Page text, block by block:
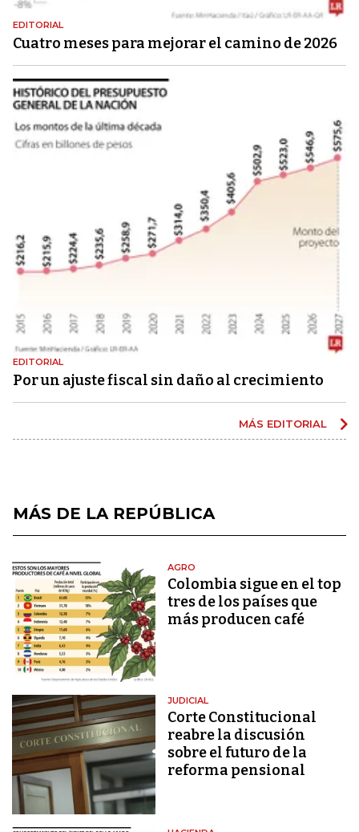
EDITORIAL
Cuatro meses para mejorar el camino de 2026
EDITORIAL
Por un ajuste fiscal sin daño al crecimiento
MÁS EDITORIAL
MÁS DE LA REPÚBLICA
AGRO
Colombia sigue en el top
tres de los países que
más producen café
JUDICIAL
Corte Constitucional
reabre la discusión
sobre el futuro de la
reforma pensional